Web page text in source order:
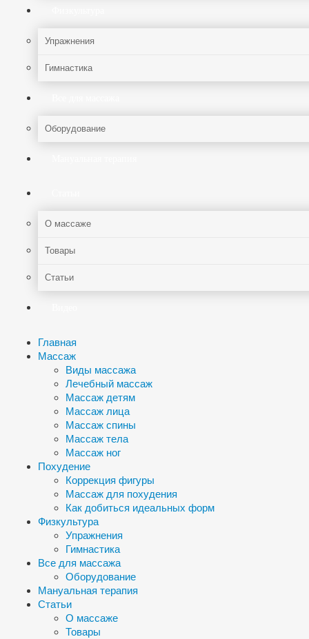
Упражнения
Гимнастика
Оборудование
О массаже
Товары
Статьи
Главная
Массаж
Виды массажа
Лечебный массаж
Массаж детям
Массаж лица
Массаж спины
Массаж тела
Массаж ног
Похудение
Коррекция фигуры
Массаж для похудения
Как добиться идеальных форм
Физкультура
Упражнения
Гимнастика
Все для массажа
Оборудование
Мануальная терапия
Статьи
О массаже
Товары